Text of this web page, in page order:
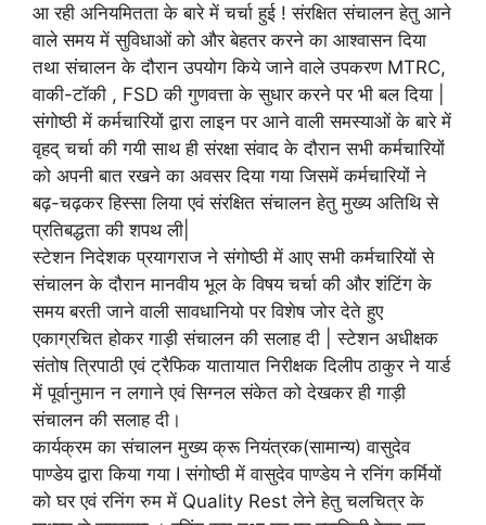
आ रही अनियमितता के बारे में चर्चा हुई ! संरक्षित संचालन हेतु आने
वाले समय में सुविधाओं को और बेहतर करने का आश्वासन दिया
तथा संचालन के दौरान उपयोग किये जाने वाले उपकरण MTRC,
वाकी-टॉकी , FSD की गुणवत्ता के सुधार करने पर भी बल दिया |
संगोष्ठी में कर्मचारियों द्वारा लाइन पर आने वाली समस्याओं के बारे में
वृहद् चर्चा की गयी साथ ही संरक्षा संवाद के दौरान सभी कर्मचारियों
को अपनी बात रखने का अवसर दिया गया जिसमें कर्मचारियों ने
बढ़-चढ़कर हिस्सा लिया एवं संरक्षित संचालन हेतु मुख्य अतिथि से
प्रतिबद्धता की शपथ ली|
स्टेशन निदेशक प्रयागराज ने संगोष्ठी में आए सभी कर्मचारियों से
संचालन के दौरान मानवीय भूल के विषय चर्चा की और शंटिंग के
समय बरती जाने वाली सावधानियो पर विशेष जोर देते हुए
एकाग्रचित होकर गाड़ी संचालन की सलाह दी | स्टेशन अधीक्षक
संतोष त्रिपाठी एवं ट्रैफिक यातायात निरीक्षक दिलीप ठाकुर ने यार्ड
में पूर्वानुमान न लगाने एवं सिग्नल संकेत को देखकर ही गाड़ी
संचालन की सलाह दी।
कार्यक्रम का संचालन मुख्य क्रू नियंत्रक(सामान्य) वासुदेव
पाण्डेय द्वारा किया गया I संगोष्ठी में वासुदेव पाण्डेय ने रनिंग कर्मियों
को घर एवं रनिंग रुम में Quality Rest लेने हेतु चलचित्र के